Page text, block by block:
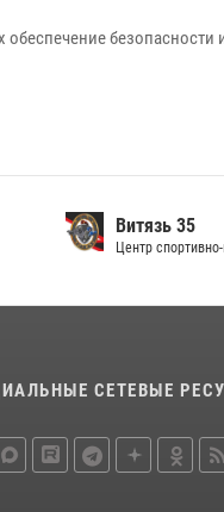
безопасности
Витязь 35
Центр
СЕТЕВЫЕ